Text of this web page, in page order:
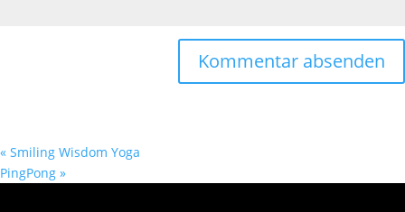
« Smiling Wisdom Yoga
PingPong »